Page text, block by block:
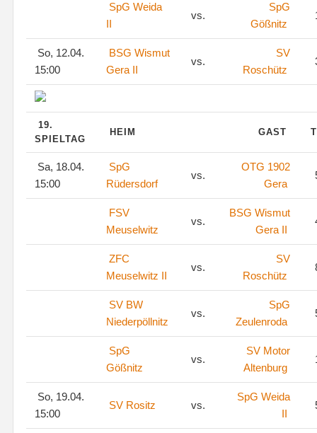
SpG Weida
II
vs.
SpG
Gößnitz
So, 12.04.
15:00
BSG Wismut
Gera II
vs.
SV
Roschütz
19.
SPIELTAG
HEIM GAST
Sa, 18.04.
15:00
SpG
Rüdersdorf
vs.
OTG 1902
Gera
FSV
Meuselwitz
vs.
BSG Wismut
Gera II
ZFC
Meuselwitz II
vs.
SV
Roschütz
SV BW
Niederpöllnitz
vs.
SpG
Zeulenroda
SpG
Gößnitz
vs.
SV Motor
Altenburg
So, 19.04.
15:00
SV Rositz vs.
SpG Weida
II